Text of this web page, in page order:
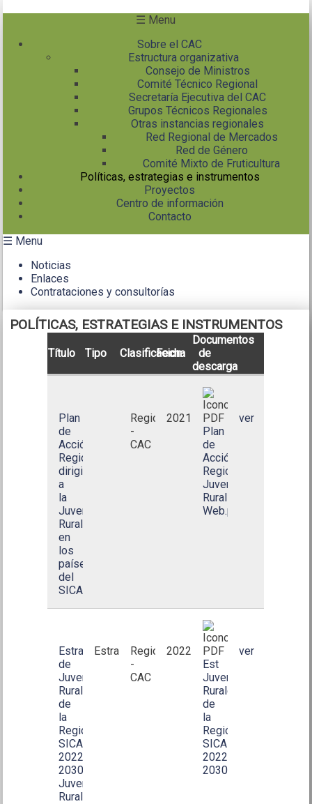
☰ Menu
Sobre el CAC
Estructura organizativa
Consejo de Ministros
Comité Técnico Regional
Secretaría Ejecutiva del CAC
Grupos Técnicos Regionales
Otras instancias regionales
Red Regional de Mercados
Red de Género
Comité Mixto de Fruticultura
Políticas, estrategias e instrumentos
Proyectos
Centro de información
Contacto
☰ Menu
Noticias
Enlaces
Contrataciones y consultorías
POLÍTICAS, ESTRATEGIAS E INSTRUMENTOS
Título Tipo Clasificacion
Fecha
Documentos
de
descarga
Plan
de
Acción
Regional
dirigido
a
la
Juventud
Rural
en
los
países
del
SICA()
Regional
-
CAC
2021
Plan
de
Acción
Regional
Juventud
Rural-
Web.pdf
ver
Estrategia
de
Juventudes
Rurales
de
la
Región
SICA
2022-
2030(Estrategia
Juventudes
Rurales)
EstrategiaRegional
-
CAC
2022
Est
Juventudes
Rurales
de
la
Región
SICA
2022-
2030_Final.pdf
ver